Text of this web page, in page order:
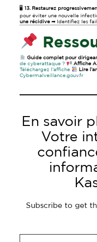
🖥13. Restaurez
pour éviter une nouvelle
une récidive ➡ Identifiez les
Guide complet pour
de cyberattaque ?
Affiche
Téléchargez l’affiche
Lire
Cybermalveillance.gouv.fr
En savoir
Votre
Subscribe to get
Saisissez votre adresse e-mail…